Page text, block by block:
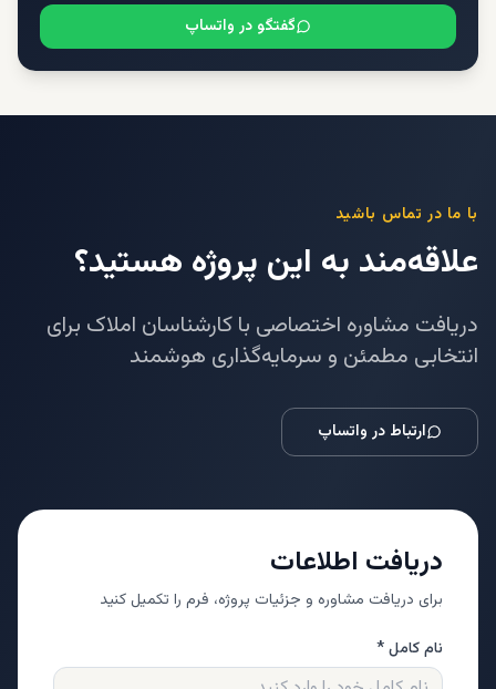
گفتگو در واتساپ
با ما در تماس باشید
علاقه‌مند به این پروژه هستید؟
دریافت مشاوره اختصاصی با کارشناسان املاک برای
انتخابی مطمئن و سرمایه‌گذاری هوشمند
ارتباط در واتساپ
دریافت اطلاعات
برای دریافت مشاوره و جزئیات پروژه، فرم را تکمیل کنید
نام کامل *